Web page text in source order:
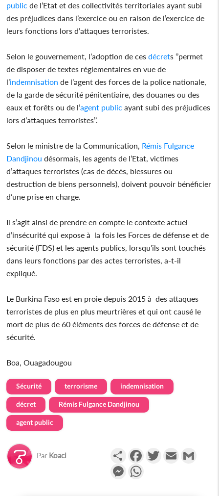
public de l’Etat et des collectivités territoriales ayant subi
des préjudices dans l’exercice ou en raison de l’exercice de
leurs fonctions lors d’attaques terroristes.
Selon le gouvernement, l’adoption de cesdécrets ‘’permet
de disposer de textes réglementaires en vue de
l’indemnisation de l’agent des forces de la police nationale,
de la garde de sécurité pénitentiaire, des douanes ou des
eaux et forêts ou de l’agent public ayant subi des préjudices
lors d’attaques terroristes’’.
Selon le ministre de la Communication, Rémis Fulgance
Dandjinou désormais, les agents de l’Etat, victimes
d’attaques terroristes (cas de décès, blessures ou
destruction de biens personnels), doivent pouvoir bénéficier
d’une prise en charge.
Il s’agit ainsi de prendre en compte le contexte actuel
d’insécurité qui expose à la fois les Forces de défense et de
sécurité (FDS) et les agents publics, lorsqu’ils sont touchés
dans leurs fonctions par des actes terroristes, a-t-il
expliqué.
Le Burkina Faso est en proie depuis 2015 à des attaques
terroristes de plus en plus meurtrières et qui ont causé le
mort de plus de 60 éléments des forces de défense et de
sécurité.
Boa, Ouagadougou
Sécurité terrorisme indemnisation
décret Rémis Fulgance Dandjinou
agent public
Par Koaci PartagerFacebookTwitterEmail
Messenger